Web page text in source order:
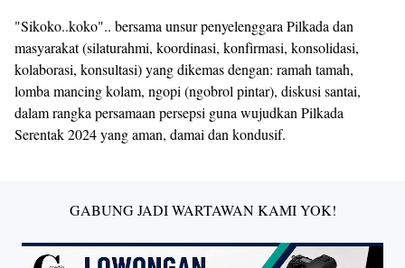
"Sikoko..koko".. bersama unsur penyelenggara Pilkada dan
masyarakat (silaturahmi, koordinasi, konfirmasi, konsolidasi,
kolaborasi, konsultasi) yang dikemas dengan: ramah tamah,
lomba mancing kolam, ngopi (ngobrol pintar), diskusi santai,
dalam rangka persamaan persepsi guna wujudkan Pilkada
Serentak 2024 yang aman, damai dan kondusif.
GABUNG JADI WARTAWAN KAMI YOK!